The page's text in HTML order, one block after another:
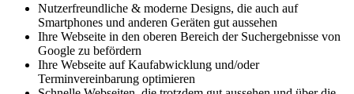
Nutzerfreundliche & moderne Designs, die auch auf
Smartphones und anderen Geräten gut aussehen
Ihre Webseite in den oberen Bereich der Suchergebnisse von
Google zu befördern
Ihre Webseite auf Kaufabwicklung und/oder
Terminvereinbarung optimieren